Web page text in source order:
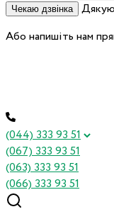
Чекаю дзвінка
Або напишіть нам
(044) 333 93 51
(067) 333 93 51
(063) 333 93 51
(066) 333 93 51